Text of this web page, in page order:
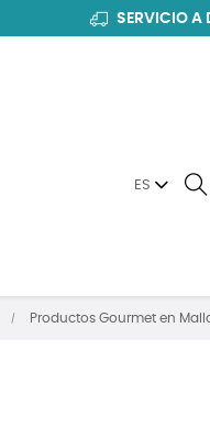
SERVICIO A
ES
Productos Gourmet en